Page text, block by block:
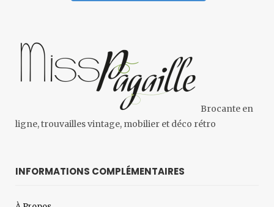
Brocante en
ligne, trouvailles vintage, mobilier et déco rétro
INFORMATIONS COMPLÉMENTAIRES